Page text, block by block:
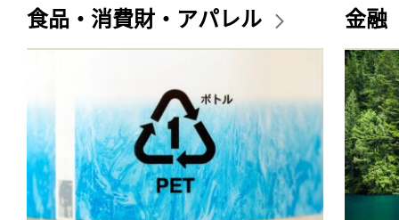
食品・消費財・アパレル 金融